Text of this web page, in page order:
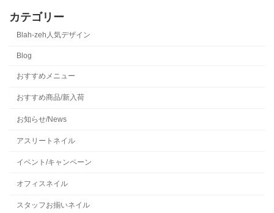
カテゴリー
Blah-zeh人気デザイン
Blog
おすすめメニュー
おすすめ商品/新入荷
お知らせ/News
アスリートネイル
イベント/キャンペーン
オフィスネイル
スタッフお揃いネイル